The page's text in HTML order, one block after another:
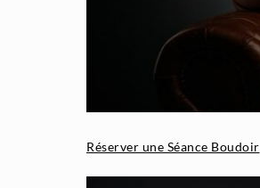
Réserver une Séance Boudoir